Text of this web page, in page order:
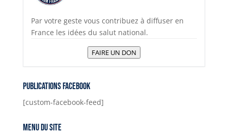
Par votre geste vous contribuez à diffuser en
France les idées du salut national.
FAIRE UN DON
Publications Facebook
[custom-facebook-feed]
Menu du site